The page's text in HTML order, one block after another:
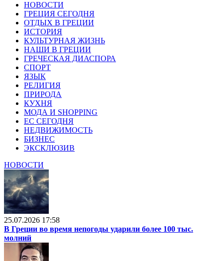
НОВОСТИ
ГРЕЦИЯ СЕГОДНЯ
ОТДЫХ В ГРЕЦИИ
ИСТОРИЯ
КУЛЬТУРНАЯ ЖИЗНЬ
НАШИ В ГРЕЦИИ
ГРЕЧЕСКАЯ ДИАСПОРА
СПОРТ
ЯЗЫК
РЕЛИГИЯ
ПРИРОДА
КУХНЯ
МОДА И SHOPPING
ЕС СЕГОДНЯ
НЕДВИЖИМОСТЬ
БИЗНЕС
ЭКСКЛЮЗИВ
НОВОСТИ
25.07.2026 17:58
В Греции во время непогоды ударили более 100 тыс.
молний